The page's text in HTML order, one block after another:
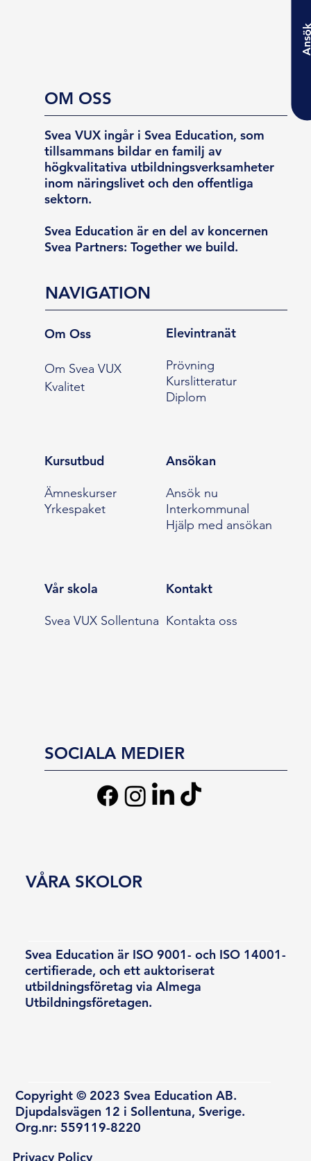
OM OSS
Svea VUX ingår i Svea Education, som
tillsammans bildar en familj av
högkvalitativa utbildningsverksamheter
inom näringslivet och den offentliga
sektorn.
Svea Education är en del av koncernen
Svea Partners: Together we build.
NAVIGATION
Om Oss
Om Svea VUX
Kvalitet
Elevintranät
Prövning
Kurslitteratur
Diplom
Kursutbud
Ämneskurser
Yrkespaket
Ansökan
Ansök nu
Interkommunal
Hjälp med ansökan
Vår skola
Svea VUX Sollentuna
Kontakt
Kontakta oss
SOCIALA MEDIER
Svea Education är ISO 9001- och ISO 14001-
certifierade, och ett auktoriserat
utbildningsföretag via Almega
Utbildningsföretagen.
Copyright © 2023 Svea Education AB.
Djupdalsvägen 12 i Sollentuna, Sverige.
Org.nr: 559119-8220
VÅRA SKOLOR
Privacy Policy